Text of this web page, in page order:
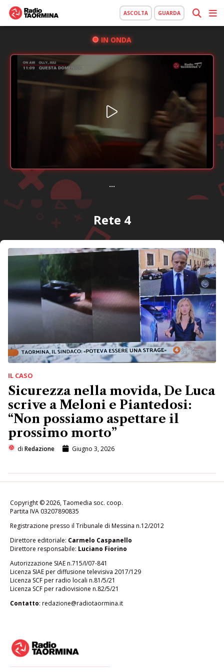
ASCOLTA GUARDA
IN ONDA
...
Rete 4
IL CASO
Sicurezza nella movida, De Luca
scrive a Meloni e Piantedosi:
“Non possiamo aspettare il
prossimo morto”
di Redazione Giugno 3, 2026
Copyright © 2026, Taomedia soc. coop.
Partita IVA 03207890835
Registrazione presso il Tribunale di Messina n.12/2012
Direttore editoriale: Carmelo Caspanello
Direttore responsabile: Luciano Fiorino
Autorizzazione SIAE n.715/I/07-841
Licenza SIAE per diffusione televisiva 2017/129
Licenza SCF per radio locali n.81/5/21
Licenza SCF per radiovisione n.82/5/21
Contatto: redazione@radiotaormina.it